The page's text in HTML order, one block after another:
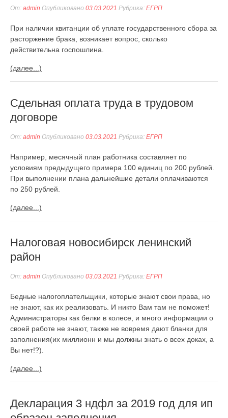
От: admin Опубликовано 03.03.2021 Рубрика: ЕГРП
При наличии квитанции об уплате государственного сбора за
расторжение брака, возникает вопрос, сколько
действительна госпошлина.
(далее...)
Сдельная оплата труда в трудовом
договоре
От: admin Опубликовано 03.03.2021 Рубрика: ЕГРП
Например, месячный план работника составляет по
условиям предыдущего примера 100 единиц по 200 рублей.
При выполнении плана дальнейшие детали оплачиваются
по 250 рублей.
(далее...)
Налоговая новосибирск ленинский
район
От: admin Опубликовано 03.03.2021 Рубрика: ЕГРП
Бедные налогоплательщики, которые знают свои права, но
не знают, как их реализовать. И никто Вам там не поможет!
Администраторы как белки в колесе, и много информации о
своей работе не знают, также не вовремя дают бланки для
заполнения(их миллионн и мы должны знать о всех доках, а
Вы нет!?).
(далее...)
Декларация 3 ндфл за 2019 год для ип